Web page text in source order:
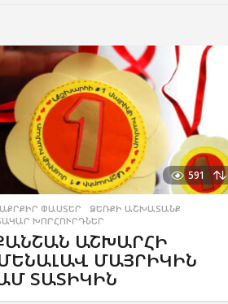
591
ՓԱՍՏԵՐ ,ՁԵՌՔԻ ԱՇԽԱՏԱՆՔ
ԽՈՐՀՈՒՐԴՆԵՐ
ԱՇԽԱՐՀԻ
ՄԱՅՐԻԿԻՆ
ՏԱՏԻԿԻՆ